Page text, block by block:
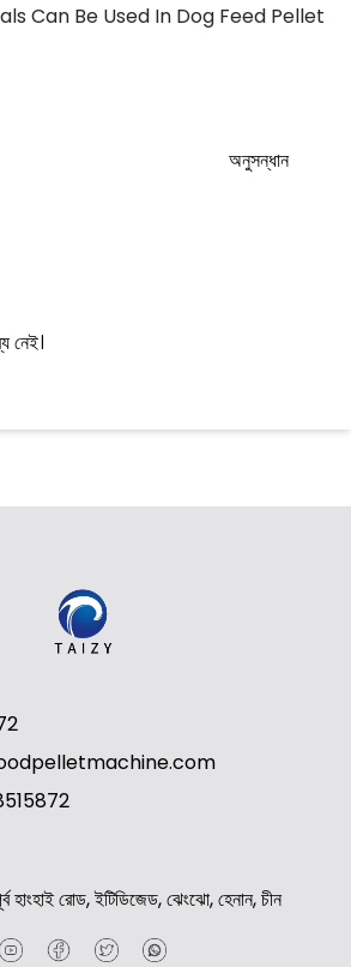
Can Be Used In Dog Feed Pellet
অনুসন্ধান
নেই।
হাংহাই রোড, ইটিডিজেড, ঝেংঝো, হেনান, চীন